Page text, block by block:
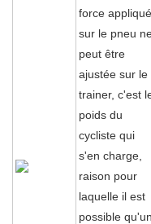
force
sur le pneu
peut être
ajustée sur le
trainer, c'est
poids du
cycliste qui
s'en charge,
raison pour
laquelle il est
possible